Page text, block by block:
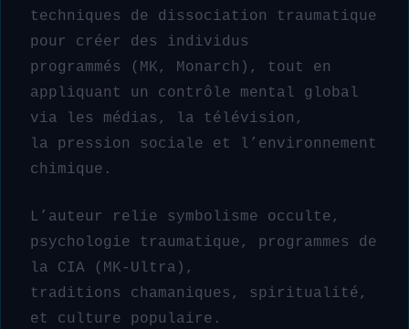
techniques de dissociation traumatique
pour créer des individus
programmés (MK, Monarch), tout en
appliquant un contrôle mental global
via les médias, la télévision,
la pression sociale et l’environnement
chimique.
L’auteur relie symbolisme occulte,
psychologie traumatique, programmes de
la CIA (MK-Ultra),
traditions chamaniques, spiritualité,
et culture populaire.